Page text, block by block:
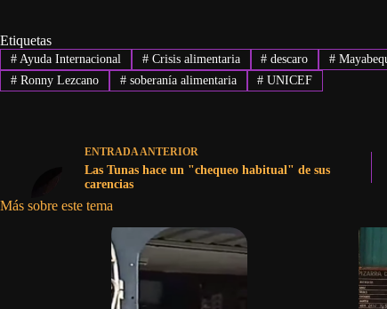
Etiquetas
#Ayuda Internacional #Crisis alimentaria # descaro #
#Ronny Lezcano #soberanía alimentaria # UNICEF
ENTRADAANTERIOR
Las Tunas hace un "chequeo habitual" de sus
carencias
Más sobre este tema